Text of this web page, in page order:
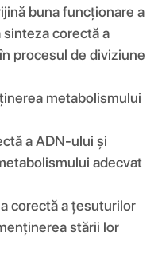
buna funcționare a
corectă a
procesul de diviziune
metabolismului
a ADN-ului și
adecvat
corectă a țesuturilor
stării lor